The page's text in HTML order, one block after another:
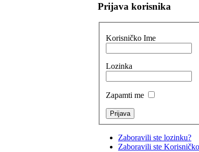
Prijava korisnika
Korisničko Ime
Lozinka
Zapamti me
Zaboravili ste lozinku?
Zaboravili ste